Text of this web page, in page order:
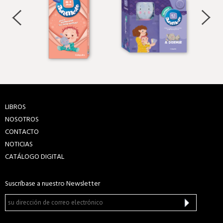
LIBROS
NOSOTROS
CONTACTO
NOTICIAS
CATÁLOGO DIGITAL
Suscríbase a nuestro Newsletter